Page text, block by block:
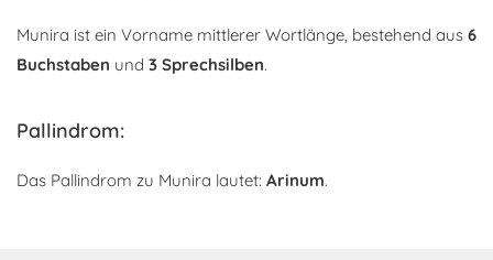
Munira ist ein Vorname mittlerer Wortlänge, bestehend aus 6
Buchstaben und 3 Sprechsilben.
Pallindrom:
Das Pallindrom zu Munira lautet: Arinum.